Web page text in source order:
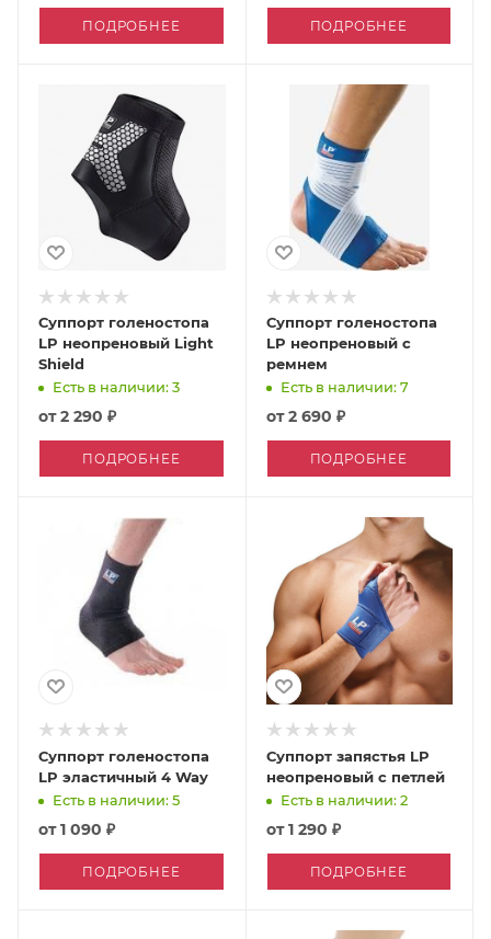
ПОДРОБНЕЕ ПОДРОБНЕЕ
Суппорт голеностопа
LP неопреновый Light
Shield
Есть в наличии: 3
от2 290 ₽
ПОДРОБНЕЕ
Суппорт голеностопа
LP неопреновый с
ремнем
Есть в наличии: 7
от2 690 ₽
ПОДРОБНЕЕ
Суппорт голеностопа
LP эластичный 4 Way
Есть в наличии: 5
от1 090 ₽
ПОДРОБНЕЕ
Суппорт запястья LP
неопреновый с петлей
Есть в наличии: 2
от1 290 ₽
ПОДРОБНЕЕ